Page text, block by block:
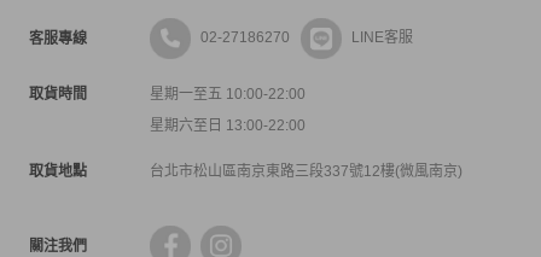
客服專線 02-27186270 LINE客服
取貨時間
星期一至五 10:00-22:00
星期六至日 13:00-22:00
取貨地點 台北市松山區南京東路三段337號12樓(微風南京)
關注我們